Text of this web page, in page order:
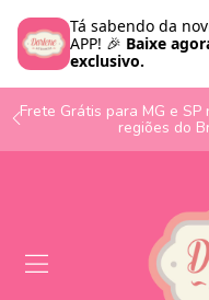
Frete Grátis para MG e
regiões do